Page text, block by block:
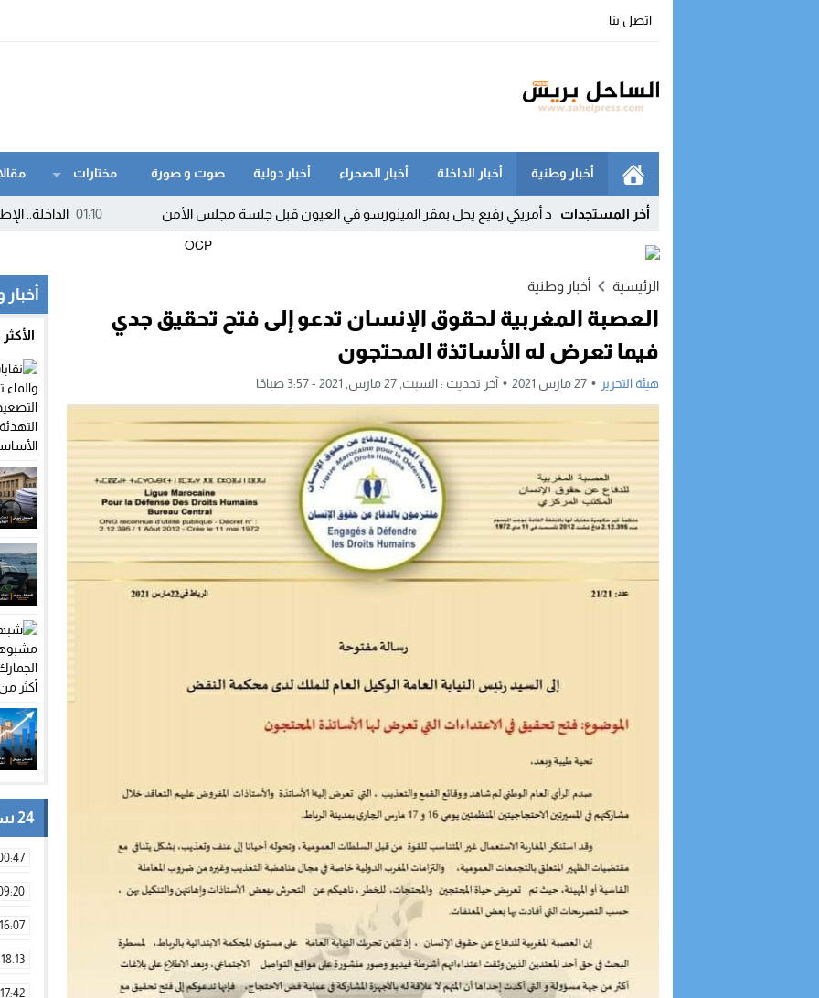
اتصل بنا
أخبار وطنية أخبار الداخلة أخبار الصحراء أخبار دولية صوت و صورة مختارات
أخر المستجدات 01:10 الداخلة.. الإطاحة بمروج وفد أمريكي رفيع يحل بمقر المينورسو في العيون قبل جلسة مجلس الأمن
الرئيسية أخبار وطنية
العصبة المغربية لحقوق الإنسان تدعو إلى فتح تحقيق جدي
فيما تعرض له الأساتذة المحتجون
هيئة التحرير 27 مارس 2021 آخر تحديث : السبت, 27 مارس, 2021 - 3:57 صباحًا
24 ساعة
16:07
18:13
17:42